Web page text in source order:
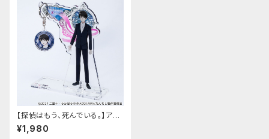
【探偵はもう、死んでいる。】アク
リルキーハンガー
¥1,980